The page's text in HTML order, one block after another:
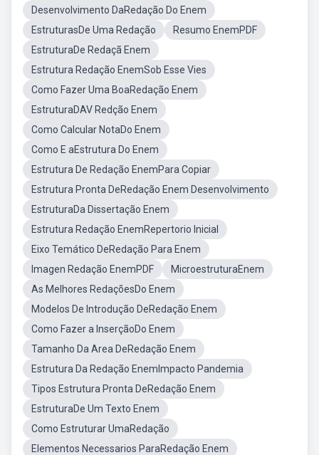
Desenvolvimento DaRedação Do Enem
EstruturasDe Uma Redação
Resumo EnemPDF
EstruturaDe Redaçã Enem
Estrutura Redação EnemSob Esse Vies
Como Fazer Uma BoaRedação Enem
EstruturaDAV Redção Enem
Como Calcular NotaDo Enem
Como E aEstrutura Do Enem
Estrutura De Redação EnemPara Copiar
Estrutura Pronta DeRedação Enem Desenvolvimento
EstruturaDa Dissertação Enem
Estrutura Redação EnemRepertorio Inicial
Eixo Temático DeRedação Para Enem
Imagen Redação EnemPDF
MicroestruturaEnem
As Melhores RedaçõesDo Enem
Modelos De Introdução DeRedação Enem
Como Fazer a InserçãoDo Enem
Tamanho Da Area DeRedação Enem
Estrutura Da Redação EnemImpacto Pandemia
Tipos Estrutura Pronta DeRedação Enem
EstruturaDe Um Texto Enem
Como Estruturar UmaRedação
Elementos Necessarios ParaRedação Enem